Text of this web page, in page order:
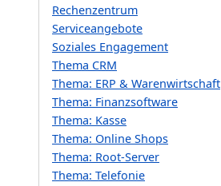
Rechenzentrum
Serviceangebote
Soziales Engagement
Thema CRM
Thema: ERP & Warenwirtschaft
Thema: Finanzsoftware
Thema: Kasse
Thema: Online Shops
Thema: Root-Server
Thema: Telefonie